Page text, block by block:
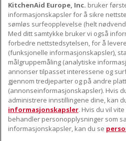
OM KITCHENAID
Merkets kjerne
Merkehistorie
ODR
VÅRE PRODUKTER
Små apparater
Produkttilbehør
KUNDESERVICE
Finn et servicesenter nær deg
Garanti og dokumenter
Kontaktinformasjon
FØLG OSS
KitchenAid Europe, Inc. bruker
informasjonskapsler for å sikre
sømløs surfeopplevelse (helt
Med ditt samtykke bruker vi også
forbedre nettstedsytelsen, for å
(funksjonelle informasjonskapsler),
målgruppemåling (analytiske
annonser tilpasset interessene og
gjennom tredjeparter og på andre
(annonseinformasjonskapsler). Hvis
administrere innstillingene dine, kan
informasjonskapsler. Hvis du vil
behandler personopplysninger som
informasjonskapsler, kan du se